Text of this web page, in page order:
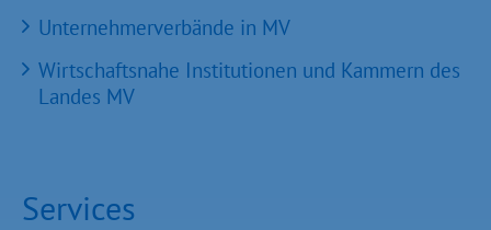
Unternehmerverbände in MV
Wirtschaftsnahe Institutionen und Kammern des
Landes MV
Services